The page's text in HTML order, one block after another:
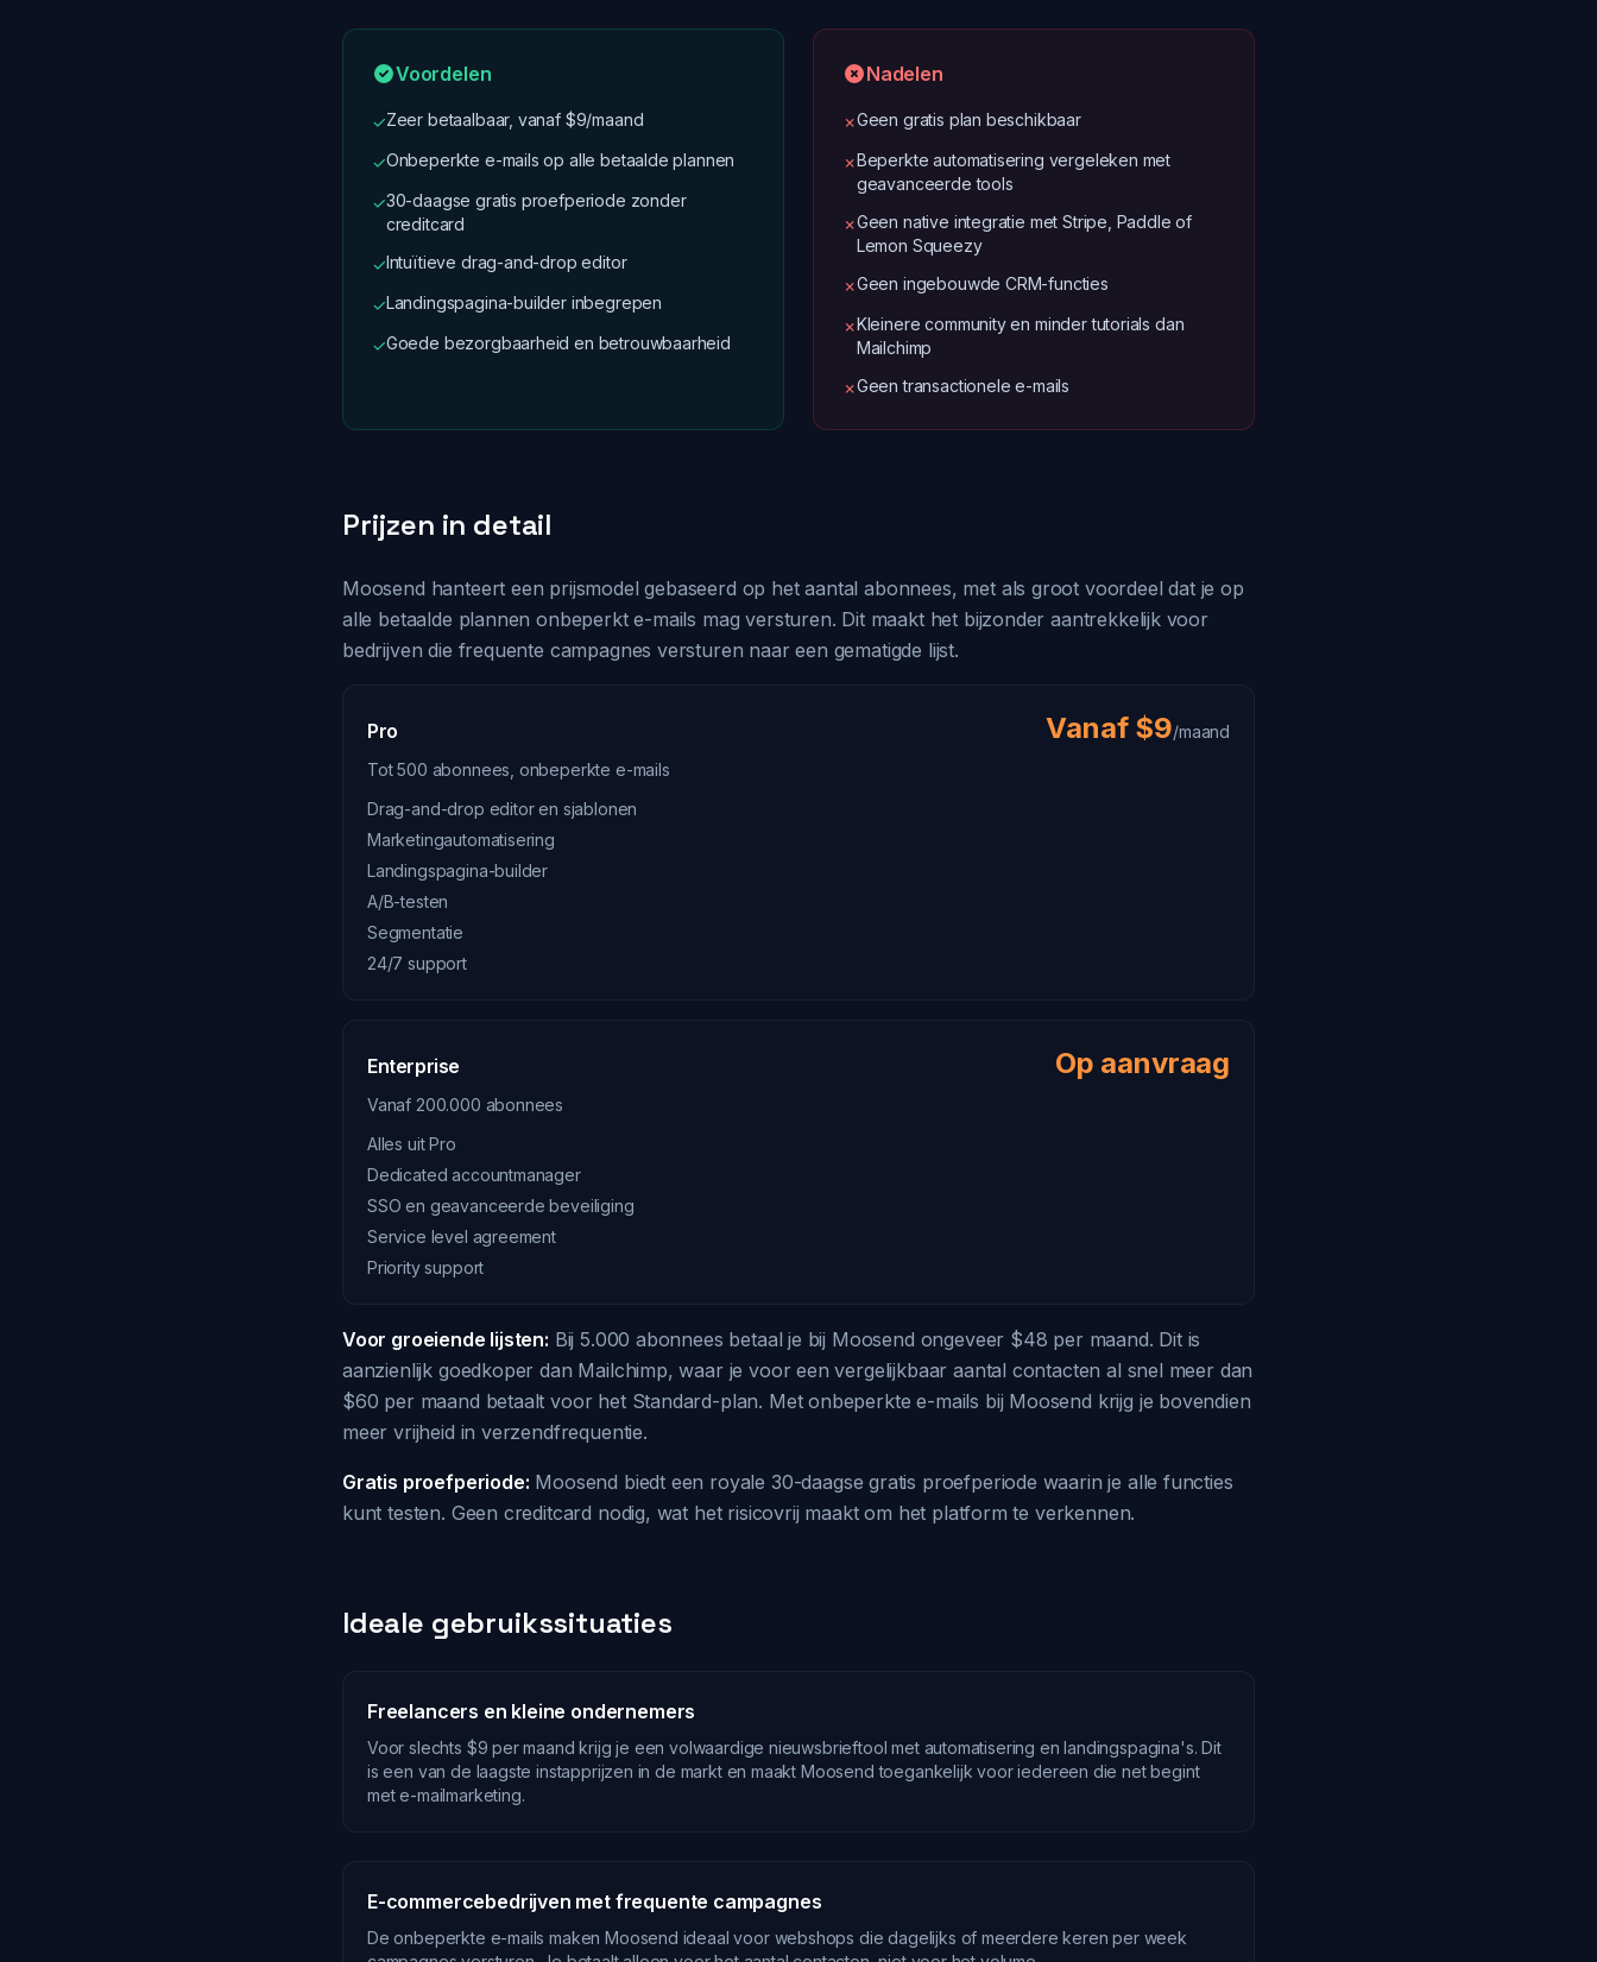
Voordelen
✓Zeer betaalbaar, vanaf $9/maand
✓Onbeperkte e-mails op alle betaalde plannen
✓30-daagse gratis proefperiode zonder
creditcard
✓Intuïtieve drag-and-drop editor
✓Landingspagina-builder inbegrepen
✓Goede bezorgbaarheid en betrouwbaarheid
Nadelen
✗Geen gratis plan beschikbaar
✗Beperkte automatisering vergeleken met
geavanceerde tools
✗Geen native integratie met Stripe, Paddle of
Lemon Squeezy
✗Geen ingebouwde CRM-functies
✗Kleinere community en minder tutorials dan
Mailchimp
✗Geen transactionele e-mails
Prijzen in detail
Moosend hanteert een prijsmodel gebaseerd op het aantal abonnees, met als groot voordeel dat je op
alle betaalde plannen onbeperkt e-mails mag versturen. Dit maakt het bijzonder aantrekkelijk voor
bedrijven die frequente campagnes versturen naar een gematigde lijst.
Pro Vanaf $9/maand
Tot 500 abonnees, onbeperkte e-mails
Drag-and-drop editor en sjablonen
Marketingautomatisering
Landingspagina-builder
A/B-testen
Segmentatie
24/7 support
Enterprise Op aanvraag
Vanaf 200.000 abonnees
Alles uit Pro
Dedicated accountmanager
SSO en geavanceerde beveiliging
Service level agreement
Priority support
Voor groeiende lijsten: Bij 5.000 abonnees betaal je bij Moosend ongeveer $48 per maand. Dit is
aanzienlijk goedkoper dan Mailchimp, waar je voor een vergelijkbaar aantal contacten al snel meer dan
$60 per maand betaalt voor het Standard-plan. Met onbeperkte e-mails bij Moosend krijg je bovendien
meer vrijheid in verzendfrequentie.
Gratis proefperiode: Moosend biedt een royale 30-daagse gratis proefperiode waarin je alle functies
kunt testen. Geen creditcard nodig, wat het risicovrij maakt om het platform te verkennen.
Ideale gebruikssituaties
Freelancers en kleine ondernemers
Voor slechts $9 per maand krijg je een volwaardige nieuwsbrieftool met automatisering en landingspagina's. Dit
is een van de laagste instapprijzen in de markt en maakt Moosend toegankelijk voor iedereen die net begint
met e-mailmarketing.
E-commercebedrijven met frequente campagnes
De onbeperkte e-mails maken Moosend ideaal voor webshops die dagelijks of meerdere keren per week